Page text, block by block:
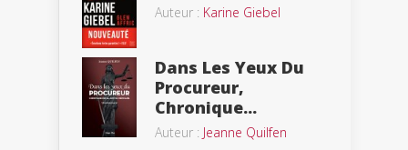
Auteur : Karine Giebel
Dans Les Yeux Du
Procureur,
Chronique...
Auteur : Jeanne Quilfen